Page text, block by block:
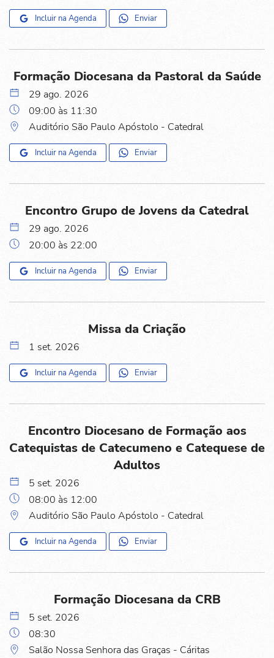
Incluir na Agenda Enviar
Formação Diocesana da Pastoral da Saúde
29 ago. 2026
09:00 às 11:30
Auditório São Paulo Apóstolo - Catedral
Incluir na Agenda Enviar
Encontro Grupo de Jovens da Catedral
29 ago. 2026
20:00 às 22:00
Incluir na Agenda Enviar
Missa da Criação
1 set. 2026
Incluir na Agenda Enviar
Encontro Diocesano de Formação aos
Catequistas de Catecumeno e Catequese de
Adultos
5 set. 2026
08:00 às 12:00
Auditório São Paulo Apóstolo - Catedral
Incluir na Agenda Enviar
Formação Diocesana da CRB
5 set. 2026
08:30
Salão Nossa Senhora das Graças - Cáritas